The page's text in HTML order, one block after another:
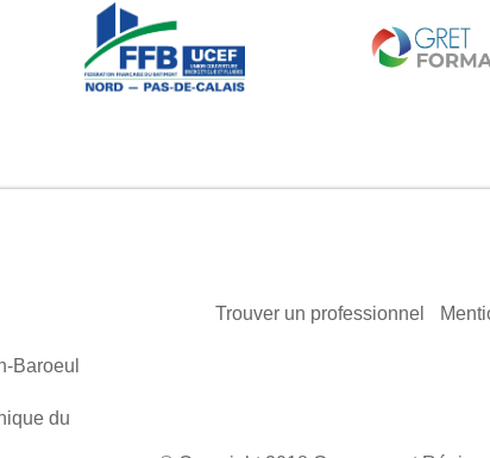
Baroeul
du
Trouver un professionnel